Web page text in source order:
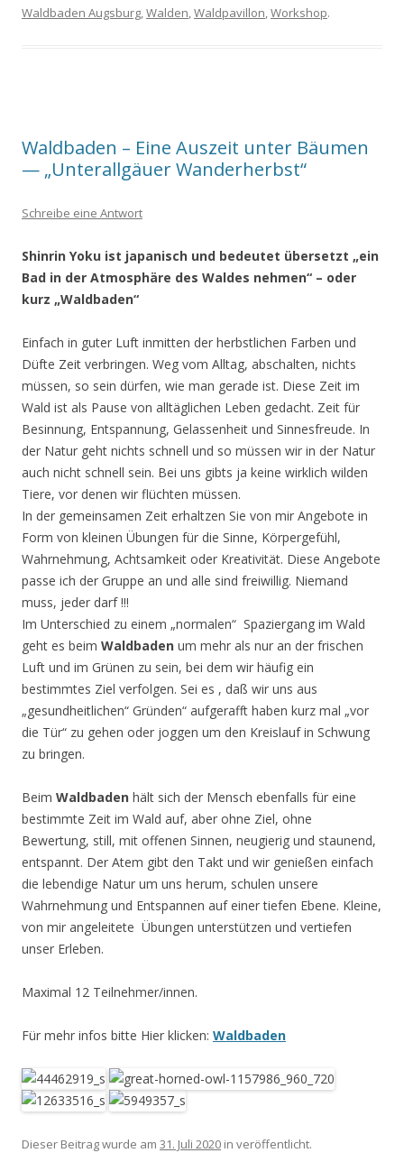
Waldbaden Augsburg,Walden,Waldpavillon,Workshop.
Waldbaden – Eine Auszeit unter Bäumen
— „Unterallgäuer Wanderherbst“
Schreibe eine Antwort
Shinrin Yoku ist japanisch und bedeutet übersetzt „ein
Bad in der Atmosphäre des Waldes nehmen“ – oder
kurz „Waldbaden“
Einfach in guter Luft inmitten der herbstlichen Farben und
Düfte Zeit verbringen. Weg vom Alltag, abschalten, nichts
müssen, so sein dürfen, wie man gerade ist. Diese Zeit im
Wald ist als Pause von alltäglichen Leben gedacht. Zeit für
Besinnung, Entspannung, Gelassenheit und Sinnesfreude. In
der Natur geht nichts schnell und so müssen wir in der Natur
auch nicht schnell sein. Bei uns gibts ja keine wirklich wilden
Tiere, vor denen wir flüchten müssen.
In der gemeinsamen Zeit erhaltzen Sie von mir Angebote in
Form von kleinen Übungen für die Sinne, Körpergefühl,
Wahrnehmung, Achtsamkeit oder Kreativität. Diese Angebote
passe ich der Gruppe an und alle sind freiwillig. Niemand
muss, jeder darf !!!
Im Unterschied zu einem „normalen“ Spaziergang im Wald
geht es beim Waldbaden um mehr als nur an der frischen
Luft und im Grünen zu sein, bei dem wir häufig ein
bestimmtes Ziel verfolgen. Sei es , daß wir uns aus
„gesundheitlichen“ Gründen“ aufgerafft haben kurz mal „vor
die Tür“ zu gehen oder joggen um den Kreislauf in Schwung
zu bringen.
Beim Waldbaden hält sich der Mensch ebenfalls für eine
bestimmte Zeit im Wald auf, aber ohne Ziel, ohne
Bewertung, still, mit offenen Sinnen, neugierig und staunend,
entspannt. Der Atem gibt den Takt und wir genießen einfach
die lebendige Natur um uns herum, schulen unsere
Wahrnehmung und Entspannen auf einer tiefen Ebene. Kleine,
von mir angeleitete Übungen unterstützen und vertiefen
unser Erleben.
Maximal 12 Teilnehmer/innen.
Für mehr infos bitte Hier klicken: Waldbaden
Dieser Beitrag wurde am 31. Juli 2020 in veröffentlicht.